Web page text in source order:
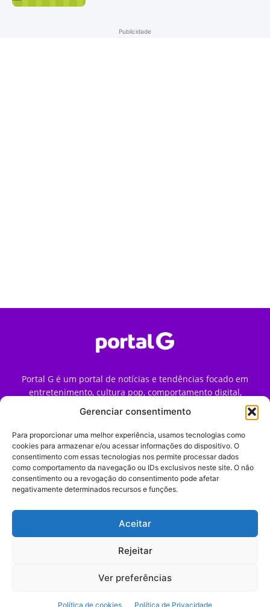
Gerenciar consentimento
Para proporcionar uma melhor experiência, usamos tecnologias como
cookies para armazenar e/ou acessar informações do dispositivo. O
consentimento com essas tecnologias nos permite processar dados
como comportamento da navegação ou IDs exclusivos neste site. O não
consentimento ou a revogação do consentimento pode afetar
negativamente determinados recursos e funções.
Aceitar
Rejeitar
Ver preferências
Política de cookies Política de Privacidade
Publicidade
Portal G é um portal de notícias e tendências focado em
entretenimento, cultura pop, comportamento digital,
streaming, games e iniciativas de marca que impactam a
forma como o público vive e consome internet no Brasil.
Contato:contato@portalg.com.br
Início Sobre
Termos de Uso
Política de Privacidade
Contato